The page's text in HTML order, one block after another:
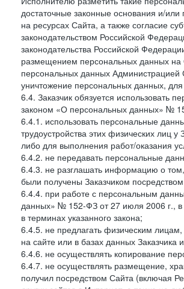
достаточные законные основания и/
на ресурсах Сайта, а также согласие
законодательством Российской
законодательства Российской
размещением персональных данных на
персональных данных Администрацией
уничтожение персональных данных,
6.4. Заказчик обязуется использовать
законом «О персональных данных» №
6.4.1. использовать персональные
трудоустройства этих физических лиц у
либо для выполнения работ/оказания
6.4.2. не передавать персональные
6.4.3. не разглашать информацию о
были получены Заказчиком
6.4.4. при работе с персональным
данных» № 152-ФЗ от 27 июля 2006 г., в
в терминах указанного закона;
6.4.5. не предлагать физическим
на сайте или в базах данных Заказчика
6.4.6. не осуществлять копирование
6.4.7. не осуществлять размещение,
получил посредством Сайта (включая